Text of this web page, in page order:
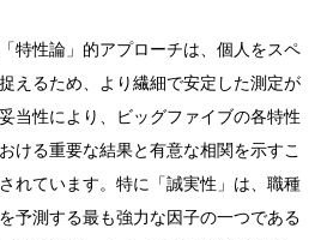
特性論」的アプローチは、個人をスペ
えるため、より繊細で安定した測定が
当性により、ビッグファイブの各特性
ける重要な結果と有意な相関を示すこ
れています。特に「誠実性」は、職種
予測する最も強力な因子の一つである